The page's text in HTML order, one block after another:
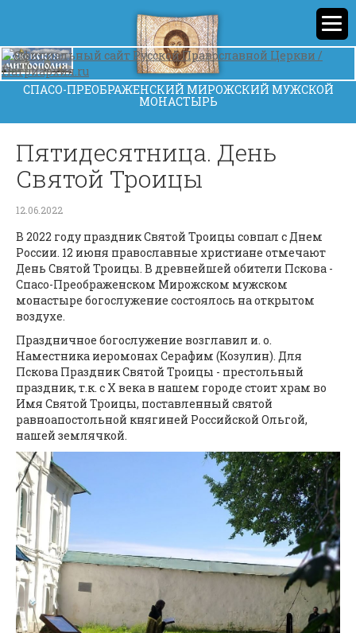
СПАСО-ПРЕОБРАЖЕНСКИЙ МИРОЖСКИЙ МУЖСКОЙ
МОНАСТЫРЬ
Пятидесятница. День
Святой Троицы
12.06.2022
В 2022 году праздник Святой Троицы совпал с Днем
России. 12 июня православные христиане отмечают
День Святой Троицы. В древнейшей обители Пскова -
Спасо-Преображенском Мирожском мужском
монастыре богослужение состоялось на открытом
воздухе.
Праздничное богослужение возглавил и. о.
Наместника иеромонах Серафим (Козулин). Для
Пскова Праздник Святой Троицы - престольный
праздник, т.к. с X века в нашем городе стоит храм во
Имя Святой Троицы, поставленный святой
равноапостольной княгиней Российской Ольгой,
нашей землячкой.